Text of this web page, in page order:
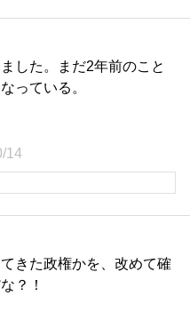
した。まだ2年前のこと
っている。
14
きた政権かを、改めて確
？！